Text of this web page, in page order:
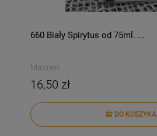
660 Biały Spirytus od 75ml. ...
Maimeri
16,50 zł
DO KOSZYKA